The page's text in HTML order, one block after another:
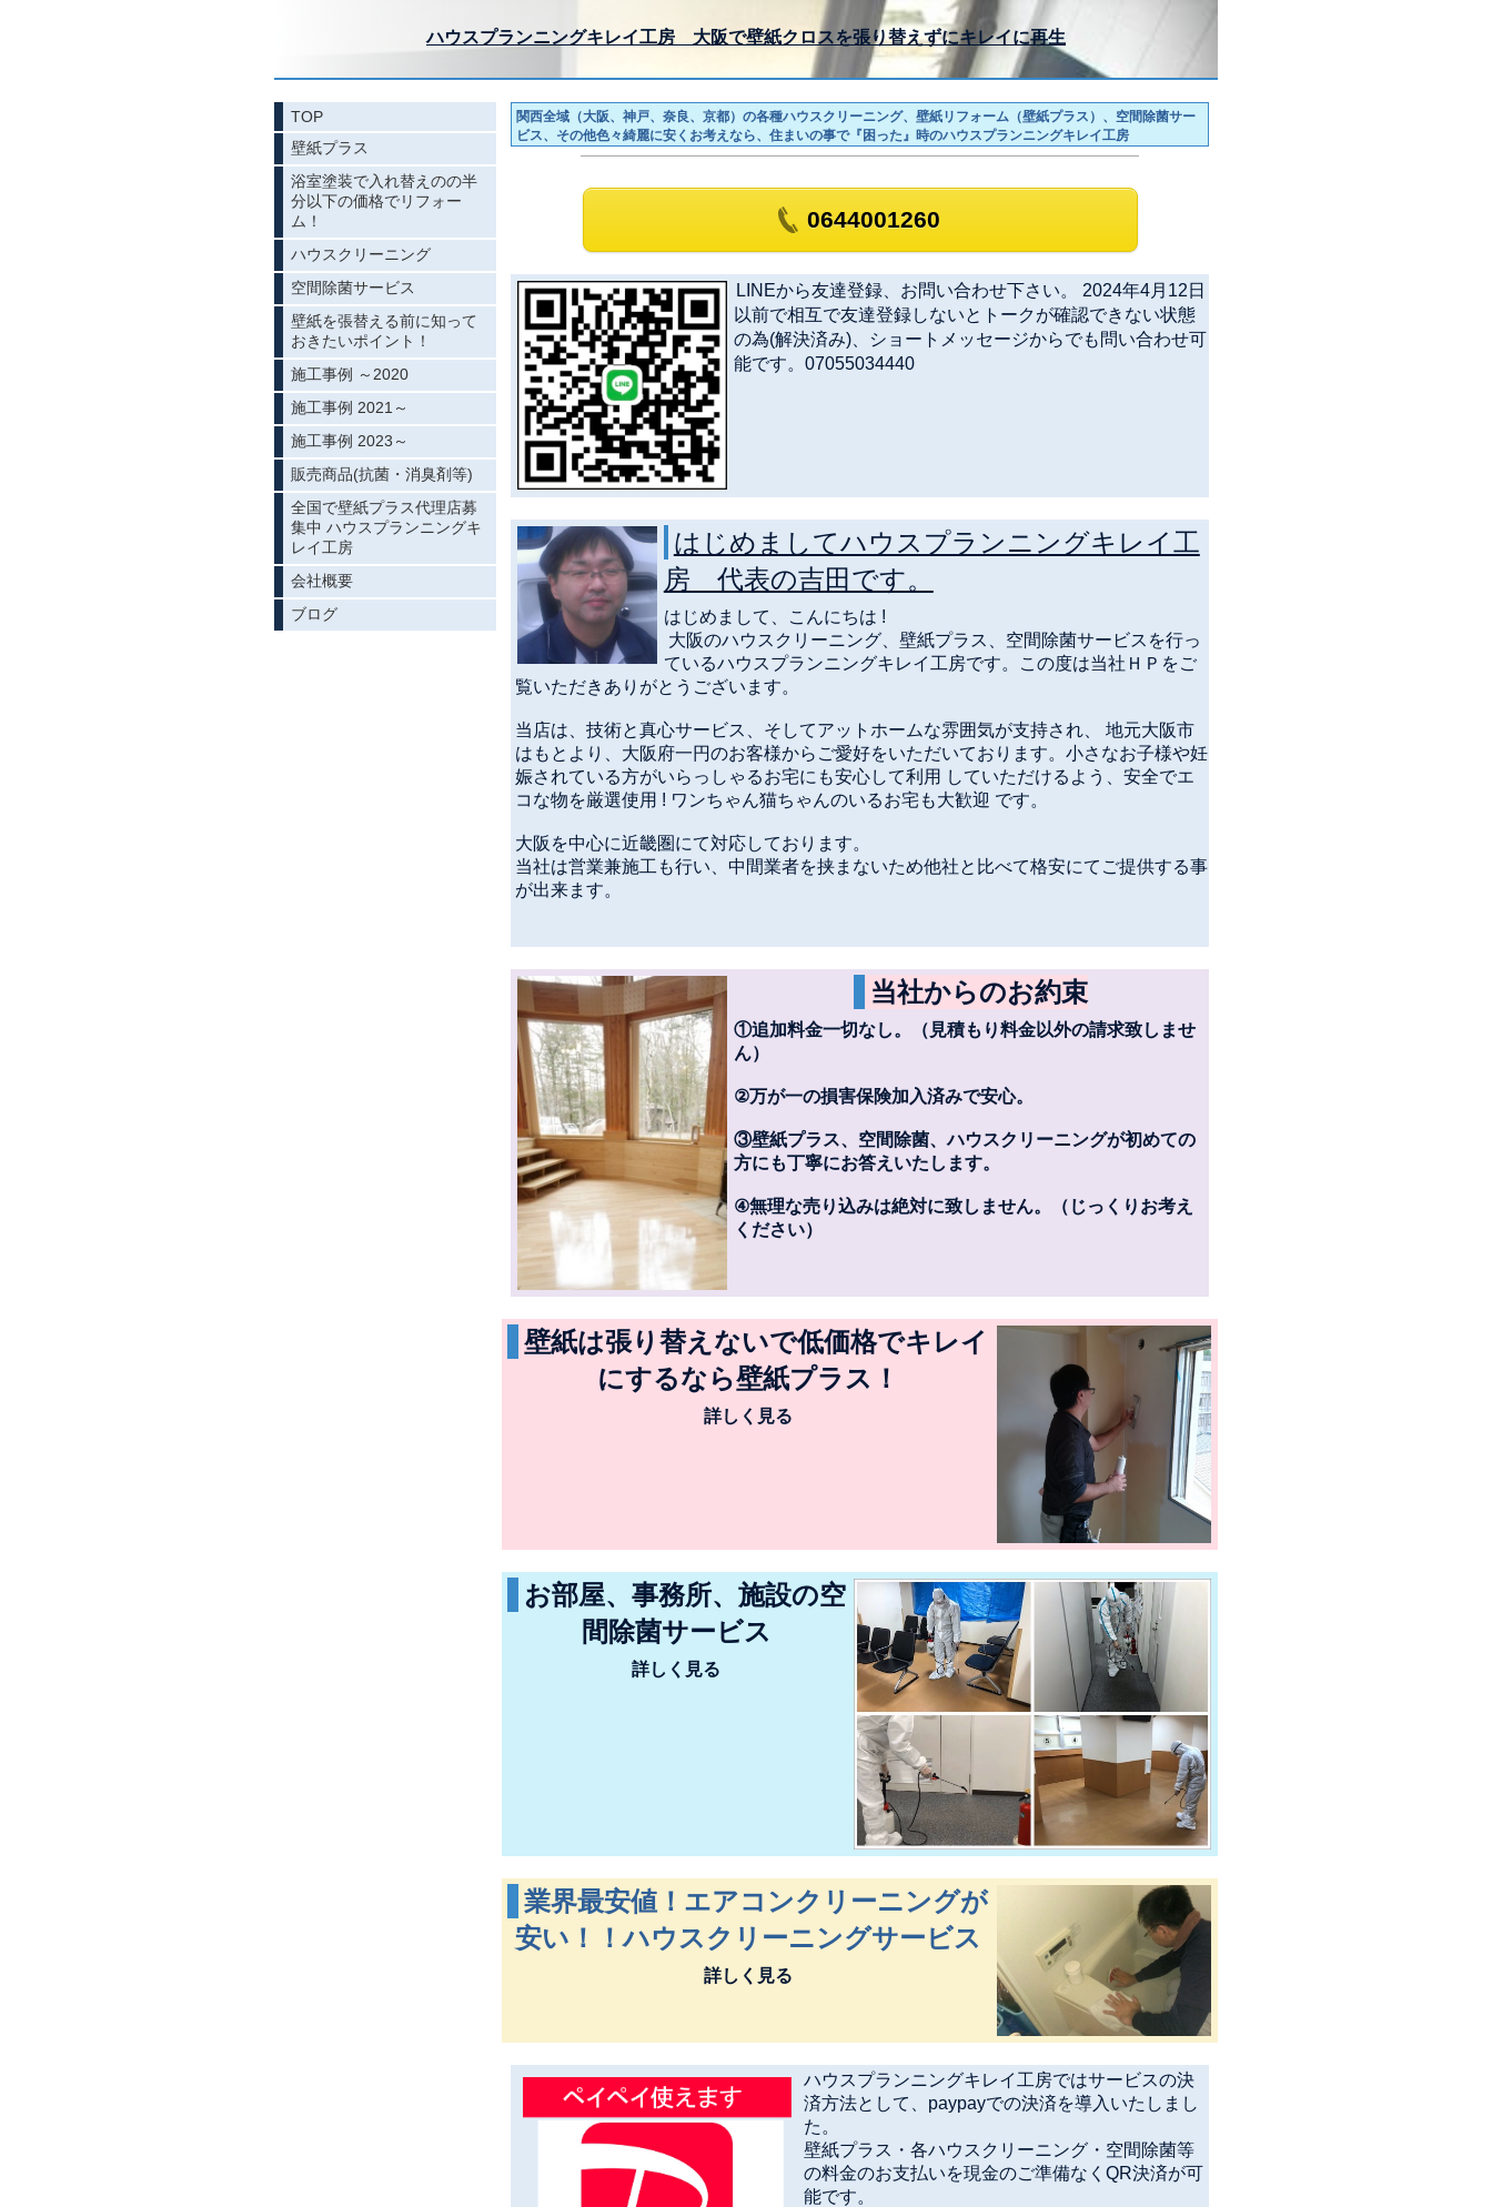
ハウスプランニングキレイ工房 大阪で壁紙クロスを張り替えずにキレイに再生
関西全域（大阪、神戸、奈良、京都）の各種ハウスクリーニング、壁紙リフォーム（壁紙プラス）、空間除菌サー
ビス、その他色々綺麗に安くお考えなら、住まいの事で『困った』時のハウスプランニングキレイ工房
0644001260
LINEから友達登録、お問い合わせ下さい。 2024年4月12日
以前で相互で友達登録しないとトークが確認できない状態
の為(解決済み)、ショートメッセージからでも問い合わせ可
能です。07055034440
はじめましてハウスプランニングキレイ工
房 代表の吉田です。
はじめまして、こんにちは !
大阪のハウスクリーニング、壁紙プラス、空間除菌サービスを行っ
ているハウスプランニングキレイ工房です。この度は当社ＨＰをご
覧いただきありがとうございます。
当店は、技術と真心サービス、そしてアットホームな雰囲気が支持され、 地元大阪市
はもとより、大阪府一円のお客様からご愛好をいただいております。小さなお子様や妊
娠されている方がいらっしゃるお宅にも安心して利用 していただけるよう、安全でエ
コな物を厳選使用 ! ワンちゃん猫ちゃんのいるお宅も大歓迎 です。
大阪を中心に近畿圏にて対応しております。
当社は営業兼施工も行い、中間業者を挟まないため他社と比べて格安にてご提供する事
が出来ます。
当社からのお約束
①追加料金一切なし。（見積もり料金以外の請求致しませ
ん）
②万が一の損害保険加入済みで安心。
③壁紙プラス、空間除菌、ハウスクリーニングが初めての
方にも丁寧にお答えいたします。
④無理な売り込みは絶対に致しません。（じっくりお考え
ください）
壁紙は張り替えないで低価格でキレイ
にするなら壁紙プラス！
詳しく見る
お部屋、事務所、施設の空
間除菌サービス
詳しく見る
業界最安値！エアコンクリーニングが
安い！！ハウスクリーニングサービス
詳しく見る
ハウスプランニングキレイ工房ではサービスの決
済方法として、paypayでの決済を導入いたしまし
た。
壁紙プラス・各ハウスクリーニング・空間除菌等
の料金のお支払いを現金のご準備なくQR決済が可
能です。
TOP
壁紙プラス
浴室塗装で入れ替えのの半
分以下の価格でリフォー
ム！
ハウスクリーニング
空間除菌サービス
壁紙を張替える前に知って
おきたいポイント！
施工事例 ～2020
施工事例 2021～
施工事例 2023～
販売商品(抗菌・消臭剤等)
全国で壁紙プラス代理店募
集中 ハウスプランニングキ
レイ工房
会社概要
ブログ